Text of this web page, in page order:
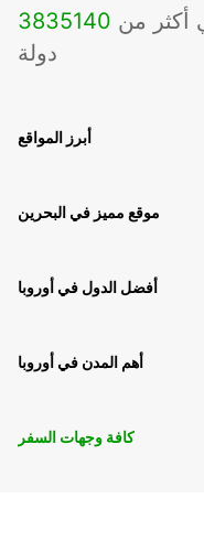
3835 أكثر من 140
دولة
أبرز المواقع
موقع مميز في البحرين
أفضل الدول في أوروبا
أهم المدن في أوروبا
كافة وجهات السفر